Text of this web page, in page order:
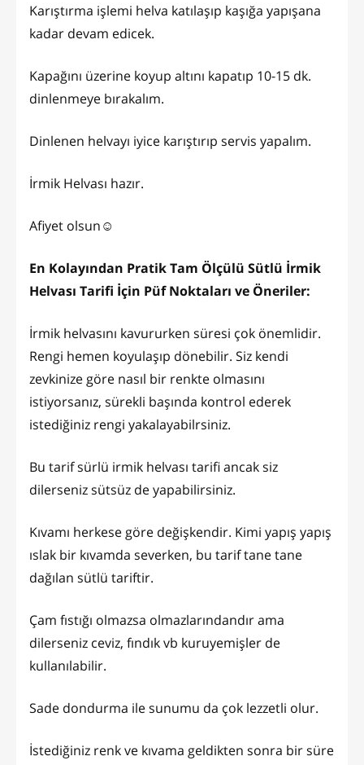
Karıştırma işlemi helva katılaşıp kaşığa yapışana
kadar devam edicek.
Kapağını üzerine koyup altını kapatıp 10-15 dk.
dinlenmeye bırakalım.
Dinlenen helvayı iyice karıştırıp servis yapalım.
İrmik Helvası hazır.
Afiyet olsun☺️
En Kolayından Pratik Tam Ölçülü Sütlü İrmik
Helvası Tarifi İçin Püf Noktaları ve Öneriler:
İrmik helvasını kavururken süresi çok önemlidir.
Rengi hemen koyulaşıp dönebilir. Siz kendi
zevkinize göre nasıl bir renkte olmasını
istiyorsanız, sürekli başında kontrol ederek
istediğiniz rengi yakalayabilrsiniz.
Bu tarif sürlü irmik helvası tarifi ancak siz
dilerseniz sütsüz de yapabilirsiniz.
Kıvamı herkese göre değişkendir. Kimi yapış yapış
ıslak bir kıvamda severken, bu tarif tane tane
dağılan sütlü tariftir.
Çam fıstığı olmazsa olmazlarındandır ama
dilerseniz ceviz, fındık vb kuruyemişler de
kullanılabilir.
Sade dondurma ile sunumu da çok lezzetli olur.
İstediğiniz renk ve kıvama geldikten sonra bir süre